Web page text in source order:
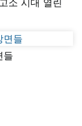
들